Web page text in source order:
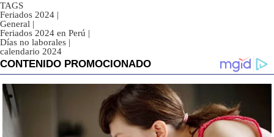
TAGS
Feriados 2024 |
General |
Feriados 2024 en Perú |
Días no laborales |
calendario 2024